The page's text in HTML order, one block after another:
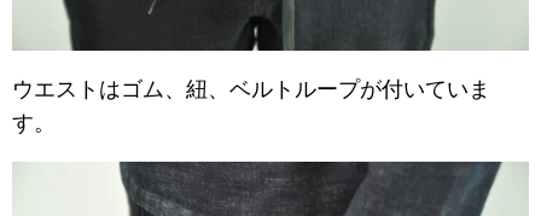
ウエストはゴム、紐、ベルトループが付いていま
す。